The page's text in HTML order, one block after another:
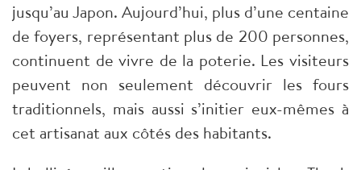
jusqu’au Japon. Aujourd’hui, plus d’une centaine
de foyers, représentant plus de 200 personnes,
continuent de vivre de la poterie. Les visiteurs
peuvent non seulement découvrir les fours
traditionnels, mais aussi s’initier eux-mêmes à
cet artisanat aux côtés des habitants.